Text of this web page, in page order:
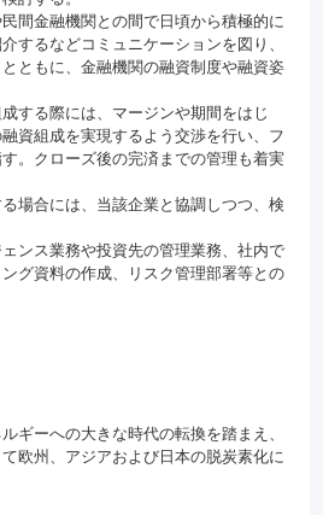
間金融機関との間で日頃から積極的に
するなどコミュニケーションを図り、
ともに、金融機関の融資制度や融資姿
する際には、マージンや期間をはじ
資組成を実現するよう交渉を行い、フ
。クローズ後の完済までの管理も着実
場合には、当該企業と協調しつつ、検
ンス業務や投資先の管理業務、社内で
グ資料の作成、リスク管理部署等との
ギーへの大きな時代の転換を踏まえ、
欧州、アジアおよび日本の脱炭素化に